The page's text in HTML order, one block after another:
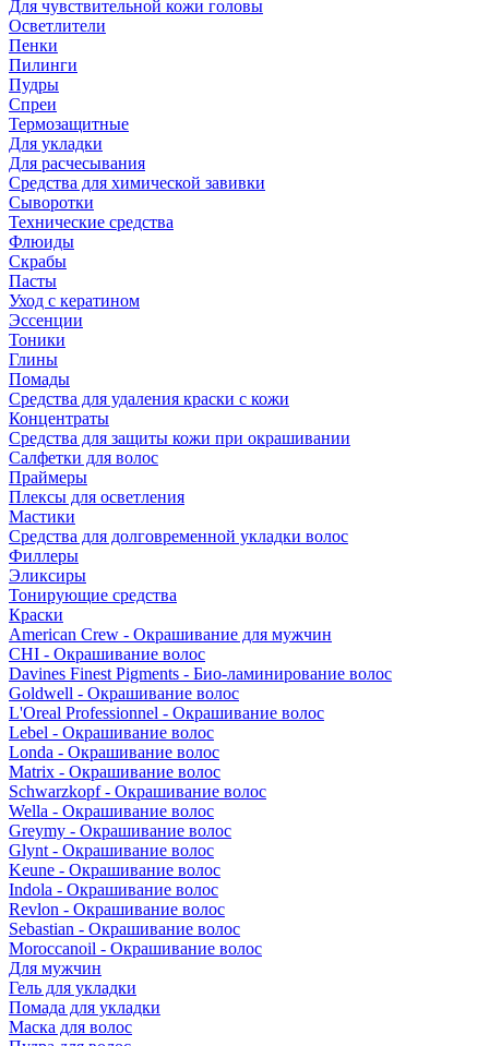
Для чувствительной кожи головы
Осветлители
Пенки
Пилинги
Пудры
Спреи
Термозащитные
Для укладки
Для расчесывания
Средства для химической завивки
Сыворотки
Технические средства
Флюиды
Скрабы
Пасты
Уход с кератином
Эссенции
Тоники
Глины
Помады
Средства для удаления краски с кожи
Концентраты
Средства для защиты кожи при окрашивании
Салфетки для волос
Праймеры
Плексы для осветления
Мастики
Средства для долговременной укладки волос
Филлеры
Эликсиры
Тонирующие средства
Краски
American Crew - Окрашивание для мужчин
CHI - Окрашивание волос
Davines Finest Pigments - Био-ламинирование волос
Goldwell - Окрашивание волос
L'Oreal Professionnel - Окрашивание волос
Lebel - Окрашивание волос
Londa - Окрашивание волос
Matrix - Окрашивание волос
Schwarzkopf - Окрашивание волос
Wella - Окрашивание волос
Greymy - Окрашивание волос
Glynt - Окрашивание волос
Keune - Окрашивание волос
Indola - Окрашивание волос
Revlon - Окрашивание волос
Sebastian - Окрашивание волос
Moroccanoil - Окрашивание волос
Для мужчин
Гель для укладки
Помада для укладки
Маска для волос